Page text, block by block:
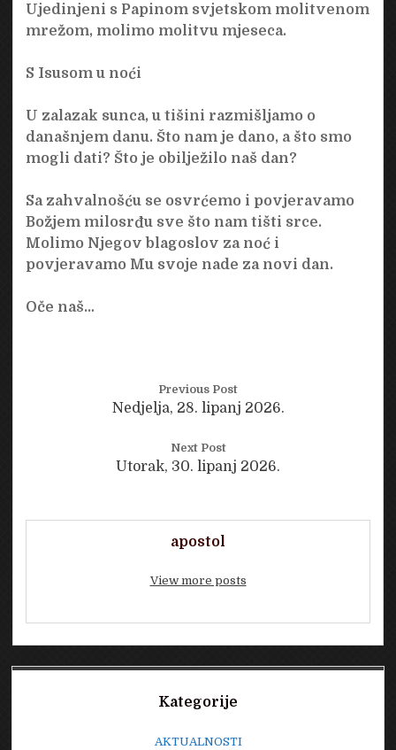
Ujedinjeni s Papinom svjetskom molitvenom
mrežom, molimo molitvu mjeseca.
S Isusom u noći
U zalazak sunca, u tišini razmišljamo o
današnjem danu. Što nam je dano, a što smo
mogli dati? Što je obilježilo naš dan?
Sa zahvalnošću se osvrćemo i povjeravamo
Božjem milosrđu sve što nam tišti srce.
Molimo Njegov blagoslov za noć i
povjeravamo Mu svoje nade za novi dan.
Oče naš…
Previous Post
Nedjelja, 28. lipanj 2026.
Next Post
Utorak, 30. lipanj 2026.
apostol
View more posts
Kategorije
AKTUALNOSTI